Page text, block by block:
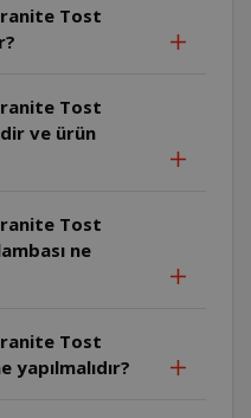
Tost
Tost
ve ürün
Tost
ne
Tost
yapılmalıdır?